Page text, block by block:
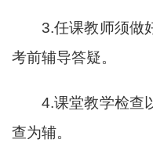
3.任课教师须做
考前辅导答疑。
4.课堂教学检查
查为辅。